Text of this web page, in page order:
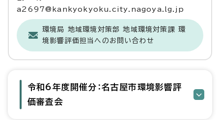
a2697@kankyokyoku.city.nagoya.lg.jp
環境局 地域環境対策部 地域環境対策課 環
境影響評価担当へのお問い合わせ
令和6年度開催分：名古屋市環境影響評
価審査会